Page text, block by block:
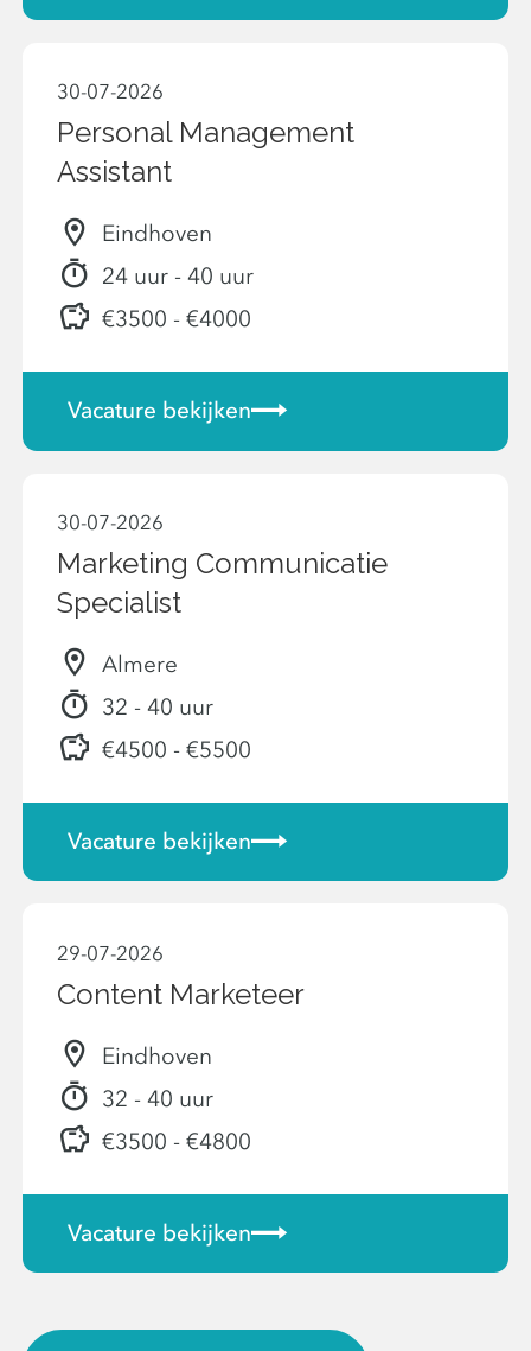
30-07-2026
Personal Management
Assistant
Eindhoven
24 uur - 40 uur
€3500 - €4000
Vacature bekijken
30-07-2026
Marketing Communicatie
Specialist
Almere
32 - 40 uur
€4500 - €5500
Vacature bekijken
29-07-2026
Content Marketeer
Eindhoven
32 - 40 uur
€3500 - €4800
Vacature bekijken